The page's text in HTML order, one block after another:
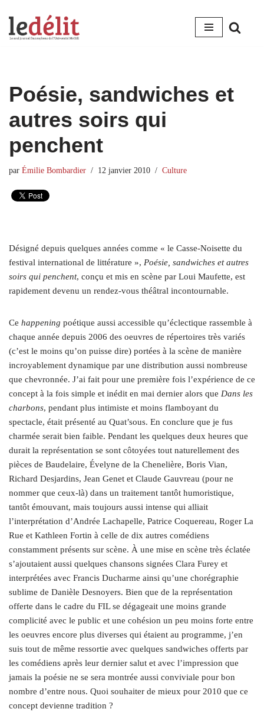
Aller
Poésie, sandwiches et
autres soirs qui
penchent
par Émilie Bombardier 12 janvier 2010 Culture
Désigné depuis quelques années comme « le Casse-Noisette du
festival international de littérature », Poésie, sandwiches et autres
soirs qui penchent, conçu et mis en scène par Loui Maufette, est
rapidement devenu un rendez-vous théâtral incontournable.
Ce happening poétique aussi accessible qu’éclectique rassemble à
chaque année depuis 2006 des oeuvres de répertoires très variés
(c’est le moins qu’on puisse dire) portées à la scène de manière
incroyablement dynamique par une distribution aussi nombreuse
que chevronnée. J’ai fait pour une première fois l’expérience de ce
concept à la fois simple et inédit en mai dernier alors que Dans les
charbons, pendant plus intimiste et moins flamboyant du
spectacle, était présenté au Quat’sous. En conclure que je fus
charmée serait bien faible. Pendant les quelques deux heures que
durait la représentation se sont côtoyées tout naturellement des
pièces de Baudelaire, Évelyne de la Chenelière, Boris Vian,
Richard Desjardins, Jean Genet et Claude Gauvreau (pour ne
nommer que ceux-là) dans un traitement tantôt humoristique,
tantôt émouvant, mais toujours aussi intense qui alliait
l’interprétation d’Andrée Lachapelle, Patrice Coquereau, Roger La
Rue et Kathleen Fortin à celle de dix autres comédiens
constamment présents sur scène. À une mise en scène très éclatée
s’ajoutaient aussi quelques chansons signées Clara Furey et
interprétées avec Francis Ducharme ainsi qu’une chorégraphie
sublime de Danièle Desnoyers. Bien que de la représentation
offerte dans le cadre du FIL se dégageait une moins grande
complicité avec le public et une cohésion un peu moins forte entre
les oeuvres encore plus diverses qui étaient au programme, j’en
suis tout de même ressortie avec quelques sandwiches offerts par
les comédiens après leur dernier salut et avec l’impression que
jamais la poésie ne se sera montrée aussi conviviale pour bon
nombre d’entre nous. Quoi souhaiter de mieux pour 2010 que ce
concept devienne tradition ?